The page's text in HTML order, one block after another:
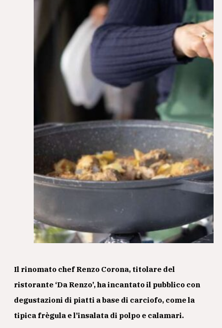
Il rinomato chefRenzo Corona, titolare del
ristorante ‘Da Renzo’, ha incantato il pubblico con
degustazioni di piatti a base di carciofo, come la
tipica frègula e l’insalata di polpo e calamari.